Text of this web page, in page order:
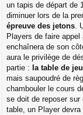
un tapis de départ de
diminuer lors de la
épreuve des jetons.
Players de faire
enchaînera de son
aura le privilège de
partie : la table de jeu
mais saupoudré de
chambouler le cours
se doit de reposer
table, un Player